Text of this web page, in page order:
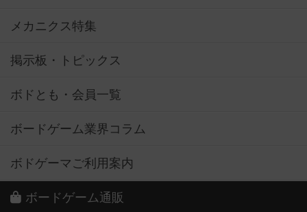
メカニクス特集
掲示板・トピックス
ボドとも・会員一覧
ボードゲーム業界コラム
ボドゲーマご利用案内
ボードゲーム通販